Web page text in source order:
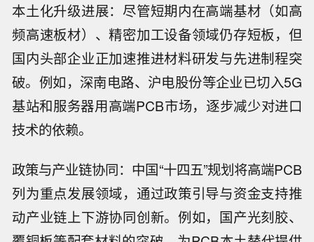
本土化升级进展：尽管短期内在高端基材（如高
频高速板材）、精密加工设备领域仍存短板，但
国内头部企业正加速推进材料研发与先进制程突
破。例如，深南电路、沪电股份等企业已切入5G
基站和服务器用高端PCB市场，逐步减少对进口
技术的依赖。
政策与产业链协同：中国“十四五”规划将高端PCB
列为重点发展领域，通过政策引导与资金支持推
动产业链上下游协同创新。例如，国产光刻胶、